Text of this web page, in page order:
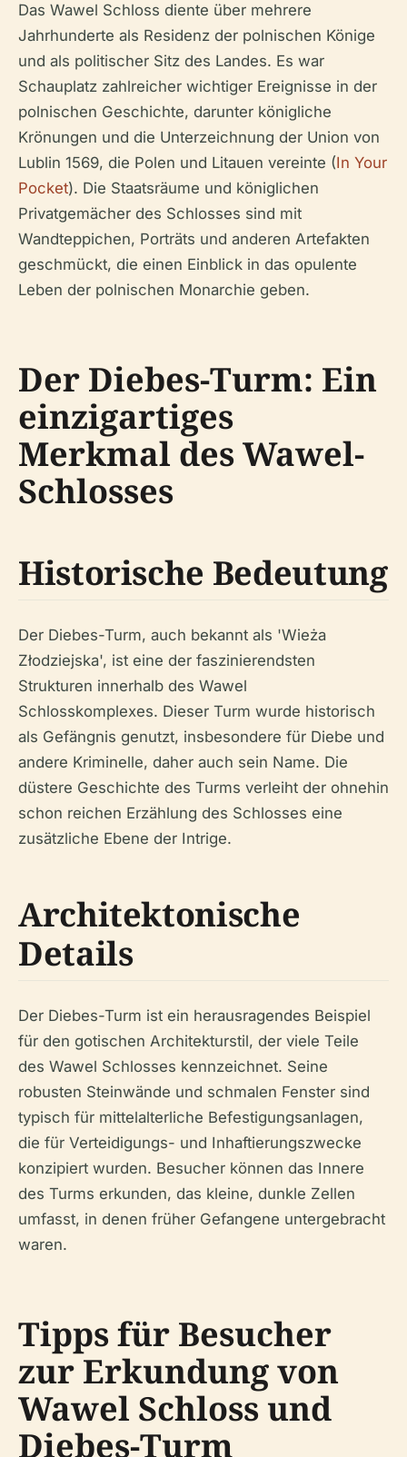
Das Wawel Schloss diente über mehrere
Jahrhunderte als Residenz der polnischen Könige
und als politischer Sitz des Landes. Es war
Schauplatz zahlreicher wichtiger Ereignisse in der
polnischen Geschichte, darunter königliche
Krönungen und die Unterzeichnung der Union von
Lublin 1569, die Polen und Litauen vereinte (In Your
Pocket). Die Staatsräume und königlichen
Privatgemächer des Schlosses sind mit
Wandteppichen, Porträts und anderen Artefakten
geschmückt, die einen Einblick in das opulente
Leben der polnischen Monarchie geben.
Der Diebes-Turm: Ein
einzigartiges
Merkmal des Wawel-
Schlosses
Historische Bedeutung
Der Diebes-Turm, auch bekannt als 'Wieża
Złodziejska', ist eine der faszinierendsten
Strukturen innerhalb des Wawel
Schlosskomplexes. Dieser Turm wurde historisch
als Gefängnis genutzt, insbesondere für Diebe und
andere Kriminelle, daher auch sein Name. Die
düstere Geschichte des Turms verleiht der ohnehin
schon reichen Erzählung des Schlosses eine
zusätzliche Ebene der Intrige.
Architektonische
Details
Der Diebes-Turm ist ein herausragendes Beispiel
für den gotischen Architekturstil, der viele Teile
des Wawel Schlosses kennzeichnet. Seine
robusten Steinwände und schmalen Fenster sind
typisch für mittelalterliche Befestigungsanlagen,
die für Verteidigungs- und Inhaftierungszwecke
konzipiert wurden. Besucher können das Innere
des Turms erkunden, das kleine, dunkle Zellen
umfasst, in denen früher Gefangene untergebracht
waren.
Tipps für Besucher
zur Erkundung von
Wawel Schloss und
Diebes-Turm